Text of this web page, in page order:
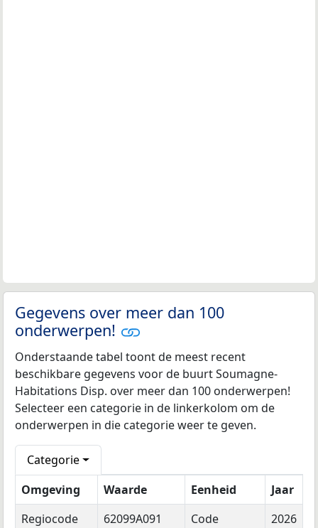
Gegevens over meer dan 100
onderwerpen!
Onderstaande tabel toont de meest recent
beschikbare gegevens voor de buurt Soumagne-
Habitations Disp. over meer dan 100 onderwerpen!
Selecteer een categorie in de linkerkolom om de
onderwerpen in die categorie weer te geven.
Categorie
Omgeving
Waarde Eenheid
Jaar
Regiocode
62099A091 Code
2026